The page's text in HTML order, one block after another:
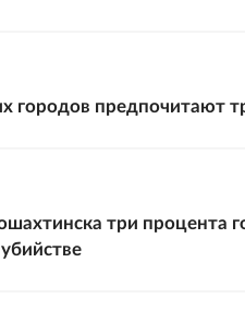
городов предпочитают
три процента